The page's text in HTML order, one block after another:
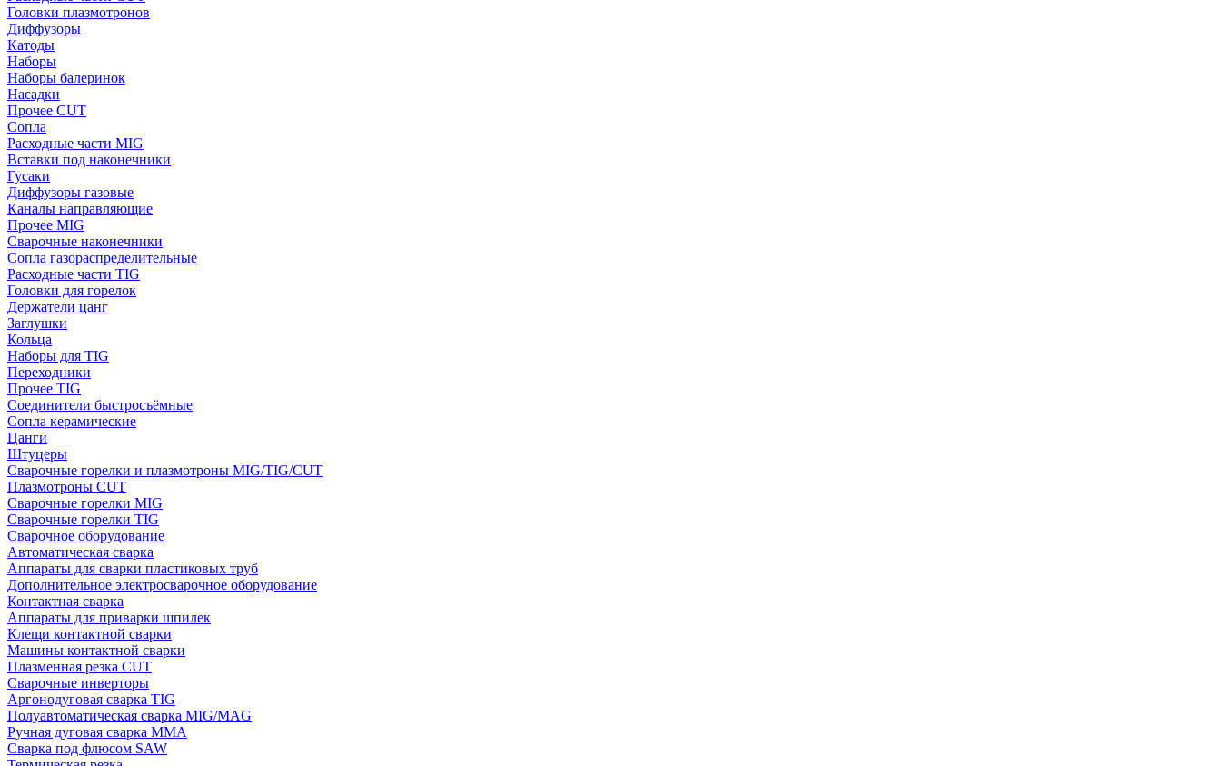
Головки плазмотронов
Диффузоры
Катоды
Наборы
Наборы балеринок
Насадки
Прочее CUT
Сопла
Расходные части MIG
Вставки под наконечники
Гусаки
Диффузоры газовые
Каналы направляющие
Прочее MIG
Сварочные наконечники
Сопла газораспределительные
Расходные части TIG
Головки для горелок
Держатели цанг
Заглушки
Кольца
Наборы для TIG
Переходники
Прочее TIG
Соединители быстросъёмные
Сопла керамические
Цанги
Штуцеры
Сварочные горелки и плазмотроны MIG/TIG/CUT
Плазмотроны CUT
Сварочные горелки MIG
Сварочные горелки TIG
Сварочное оборудование
Автоматическая сварка
Аппараты для сварки пластиковых труб
Дополнительное электросварочное оборудование
Контактная сварка
Аппараты для приварки шпилек
Клещи контактной сварки
Машины контактной сварки
Плазменная резка CUT
Сварочные инверторы
Аргонодуговая сварка TIG
Полуавтоматическая сварка MIG/MAG
Ручная дуговая сварка MMA
Сварка под флюсом SAW